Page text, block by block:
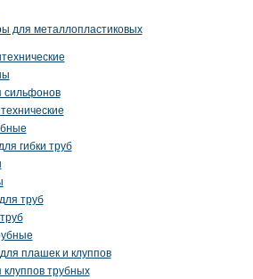
для металлопластиковых
сильфонов
гибки труб
труб
плашек и клуппов
клуппов трубных